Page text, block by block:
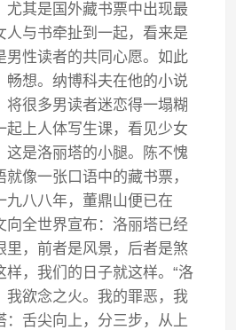
尤其是国外藏书票中出现最
人与书牵扯到一起，看来是
男性读者的共同心愿。如此
畅想。纳博科夫在他的小说
将很多男读者迷恋得一塌糊
起上人体写生课，看见少女
这是洛丽塔的小腿。陈不愧
像一张口语中的藏书票，
九八八年，董鼎山便已在
向全世界宣布：洛丽塔已经
里，前者是风景，后者是煞
样，我们的日子就这样。“洛
我欲念之火。我的罪恶，我
：舌尖向上，分三步，从上